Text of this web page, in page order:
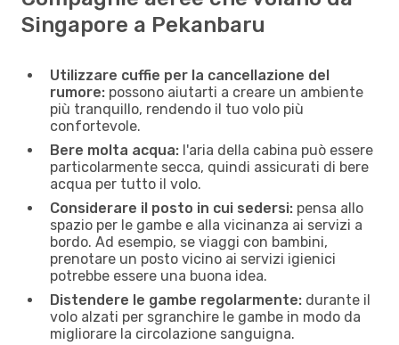
Singapore a Pekanbaru
Utilizzare cuffie per la cancellazione del
rumore: possono aiutarti a creare un ambiente
più tranquillo, rendendo il tuo volo più
confortevole.
Bere molta acqua: l'aria della cabina può essere
particolarmente secca, quindi assicurati di bere
acqua per tutto il volo.
Considerare il posto in cui sedersi: pensa allo
spazio per le gambe e alla vicinanza ai servizi a
bordo. Ad esempio, se viaggi con bambini,
prenotare un posto vicino ai servizi igienici
potrebbe essere una buona idea.
Distendere le gambe regolarmente: durante il
volo alzati per sgranchire le gambe in modo da
migliorare la circolazione sanguigna.